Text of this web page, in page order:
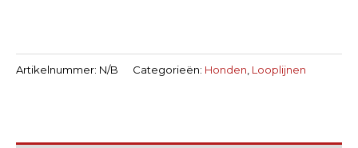
Artikelnummer: N/B Categorieën: Honden Looplijnen